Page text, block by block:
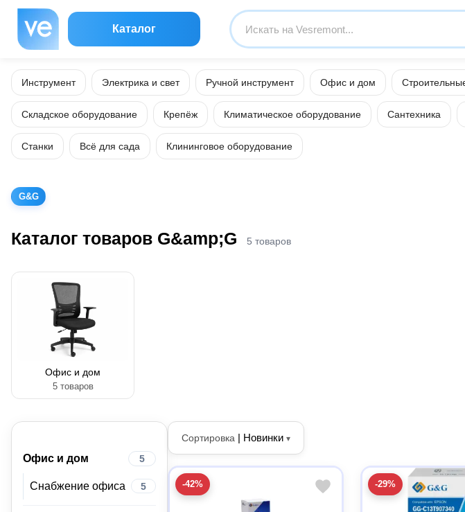
Каталог
Инструмент Электрика и свет Ручной инструмент Офис и дом
Складское оборудование Крепёж Климатическое оборудование Сантехника
Станки Всё для сада Клининговое оборудование
G&G
Каталог товаров G&amp;G 5 товаров
Офис и дом
5 товаров
Офис и дом 5
Снабжение офиса 5
Сортировка | Новинки ▾
-42% -29%